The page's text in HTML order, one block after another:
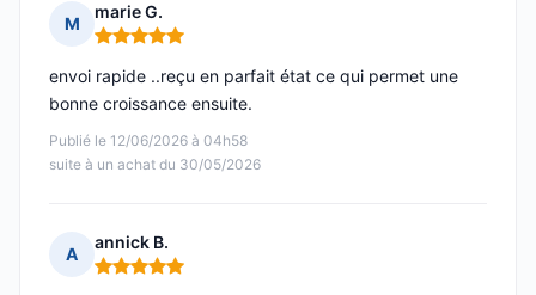
M
marie G.
Note : 5 sur 5
Publié le 12/06/2026 à 04h58
suite à un achat du 30/05/2026
envoi rapide ..reçu en parfait état ce qui permet une
bonne croissance ensuite.
A
annick B.
Note : 5 sur 5